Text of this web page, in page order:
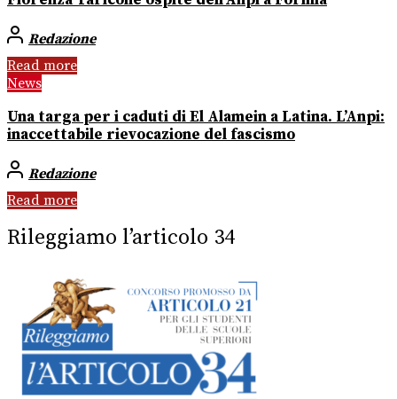
Redazione
Read more
News
Una targa per i caduti di El Alamein a Latina. L’Anpi:
inaccettabile rievocazione del fascismo
Redazione
Read more
Rileggiamo l’articolo 34